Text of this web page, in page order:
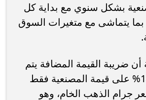
بشكل سنوي مع بداية كل
بما يتماشى مع متغيرات السوق
ضريبة القيمة المضافة يتم
تطبيقها بنسبة 14% على قيمة المصنعية فقط
جرام الذهب الخام، وهو